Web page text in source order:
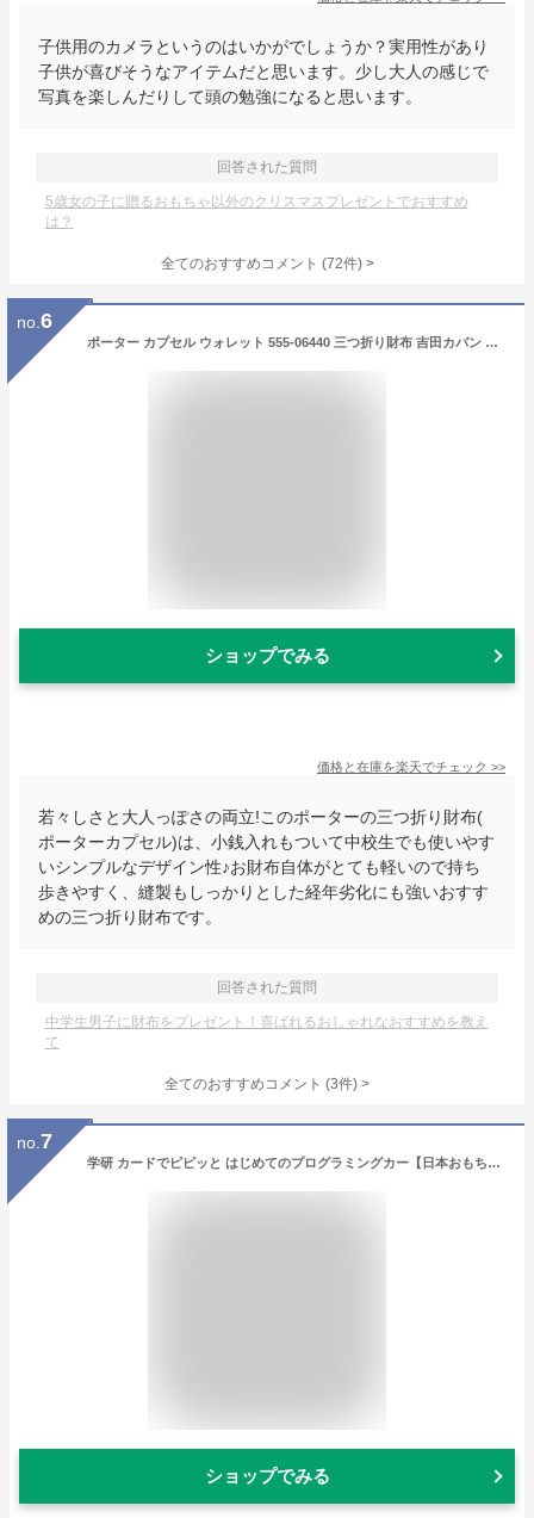
子供用のカメラというのはいかがでしょうか？実用性があり
子供が喜びそうなアイテムだと思います。少し大人の感じで
写真を楽しんだりして頭の勉強になると思います。
回答された質問
5歳女の子に贈るおもちゃ以外のクリスマスプレゼントでおすすめ
は？
全てのおすすめコメント (72件) >
no. 6
ポーター カプセル ウォレット 555-06440 三つ折り財布 吉田カバン PORTER CAPSULE 小銭入れあり 三つ折り 吉田かばん メンズ レディース 日本製 軽い ブランド
ショップでみる
価格と在庫を楽天でチェック >>
若々しさと大人っぽさの両立!このポーターの三つ折り財布(
ポーターカプセル)は、小銭入れもついて中校生でも使いやす
いシンプルなデザイン性♪お財布自体がとても軽いので持ち
歩きやすく、縫製もしっかりとした経年劣化にも強いおすす
めの三つ折り財布です。
回答された質問
中学生男子に財布をプレゼント！喜ばれるおしゃれなおすすめを教え
て
全てのおすすめコメント (3件) >
no. 7
学研 カードでピピッと はじめてのプログラミングカー【日本おもちゃ大賞2018エデュケーショナル・トイ部門 大賞】(対象年齢:3歳以上)83008
ショップでみる